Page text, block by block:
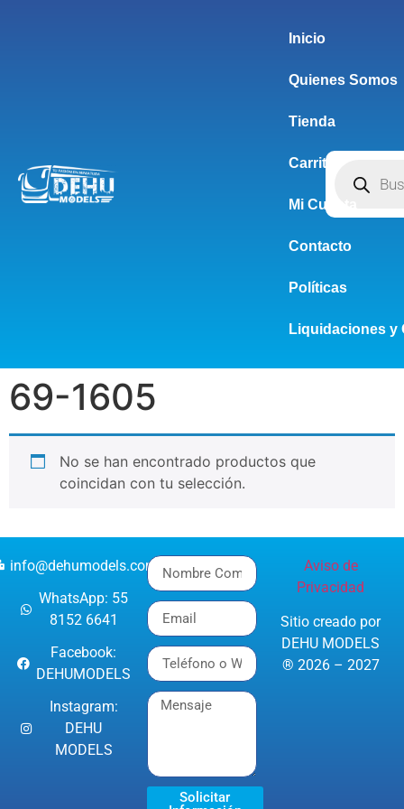
Inicio
Quienes Somos
Tienda
Carrito
Mi Cuenta
Contacto
Políticas
Liquidaciones y
69-1605
No se han encontrado productos que
coincidan con tu selección.
info@dehumodels.com
WhatsApp: 55
8152 6641
Facebook:
DEHUMODELS
Instagram:
DEHU
MODELS
Solicitar
Aviso de
Privacidad
Sitio creado por
DEHU MODELS
® 2026 – 2027